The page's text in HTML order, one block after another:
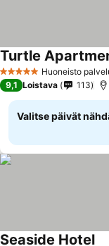
5 TähtiluokitusHuoneisto
Turtle
9,1 Loistava 113
Valitse päivät
Seaside Hotel